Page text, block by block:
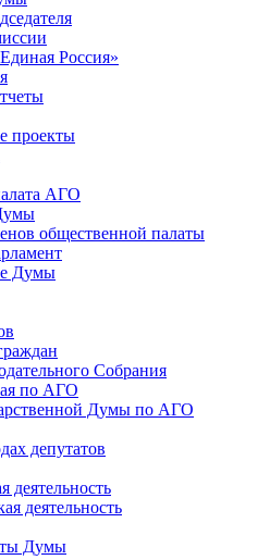
Россия»
проекты
АГО
общественной палаты
Думы
Собрания
по АГО
Думы по АГО
депутатов
деятельность
деятельность
Думы